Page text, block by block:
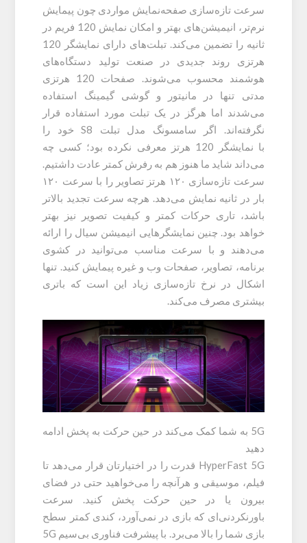
سرعت تازه‌سازی صفحه‌نمایش مواردی چون پیمایش
نرم‌تر، انیمیشن‌های بهتر و امکان نمایش 120 فریم در
ثانیه را تضمین می‌کند. تبلت‌های دارای نمایشگر 120
هرتزی روند جدیدی در صنعت تولید دستگاه‌های
هوشمند محسوب می‌شوند. صفحات 120 هرتزی
مدتی تنها در مانیتور و گوشی گیمینگ استفاده
می‌شدند اما هرگز در یک تبلت مورد استفاده قرار
نگرفته‌اند. اگر سامسونگ مدل تبلت S8 خود را
با نمایشگر 120 هرتز معرفی نکرده بود؛ کسی چه
می‌داند شاید ما هنوز هم به رفرش کمتر عادت داشتیم.
سرعت تازه‌سازی ۱۲۰ هرتز تصاویر را با سرعت ۱۲۰
بار در ثانیه نمایش می‌دهد. هرچه سرعت تجدید بالاتر
باشد، تاری حرکات کمتر و کیفیت تصویر نیز بهتر
خواهد بود. چنین نمایشگرهایی انیمیشن سیال را ارائه
می‌دهند و با سرعت مناسب می‌توانید در کشوی
برنامه، تصاویر، صفحات وب و غیره پیمایش کنید. تنها
اشکال در نرخ تازه‌سازی زیاد این است که باتری
بیشتری مصرف می‌کند.
5G به شما کمک می‌کند در حین حرکت به پخش ادامه
دهید
HyperFast 5G قدرت را در اختیارتان قرار می‌دهد تا
فیلم، موسیقی و هرآنچه را می‌خواهید حتی در فضای
بیرون یا در حین حرکت پخش کنید. سرعت
باورنکردنی‌ای که بازی در نمی‌آورد، کندی کمتر سطح
بازی شما را بالا می‌برد. با پیشرفت فناوری بی‌سیم 5G